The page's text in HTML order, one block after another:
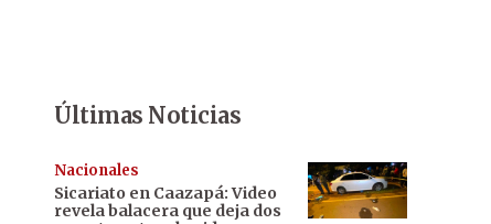
Últimas Noticias
Nacionales
Sicariato en Caazapá: Video
revela balacera que deja dos